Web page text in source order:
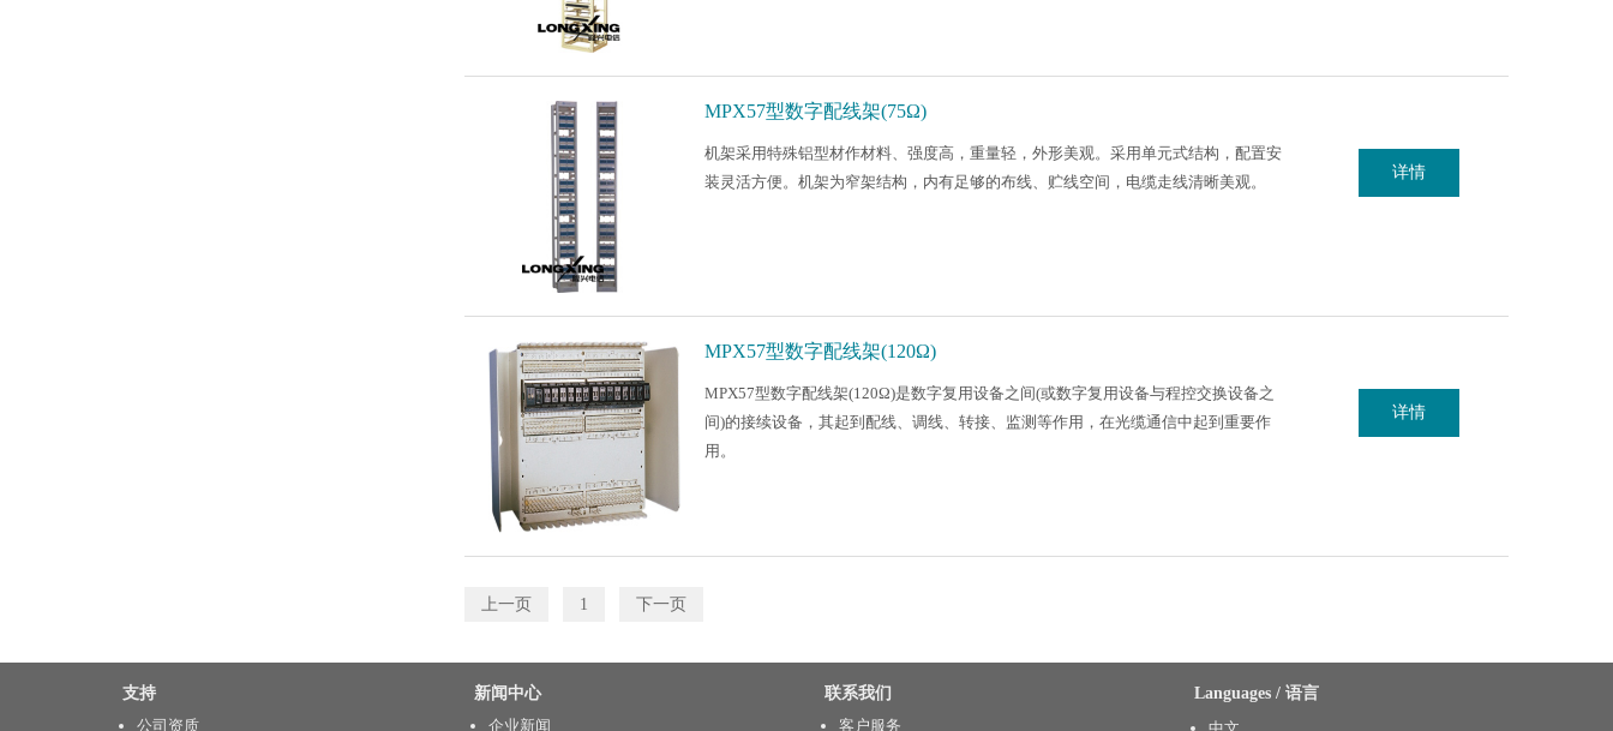
MPX57型数字配线架(75Ω)
机架采用特殊铝型材作材料、强度高，重量轻，外形美观。采用单元式结构，配置安
装灵活方便。机架为窄架结构，内有足够的布线、贮线空间，电缆走线清晰美观。
详情
MPX57型数字配线架(120Ω)
MPX57型数字配线架(120Ω)是数字复用设备之间(或数字复用设备与程控交换设备之
间)的接续设备，其起到配线、调线、转接、监测等作用，在光缆通信中起到重要作
用。
详情
上一页 1 下一页
支持 新闻中心 联系我们
Languages / 语言
公司资质
企业新闻 客户服务